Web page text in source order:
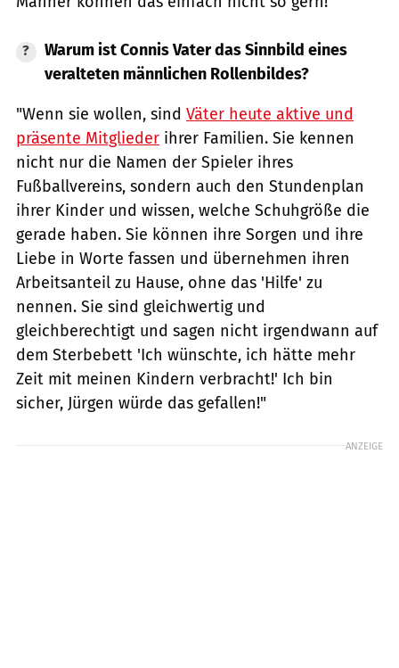
Warum ist Connis Vater das Sinnbild eines
veralteten männlichen Rollenbildes?
"Wenn sie wollen, sind Väter heute aktive und
präsente Mitglieder ihrer Familien. Sie kennen
nicht nur die Namen der Spieler ihres
Fußballvereins, sondern auch den Stundenplan
ihrer Kinder und wissen, welche Schuhgröße die
gerade haben. Sie können ihre Sorgen und ihre
Liebe in Worte fassen und übernehmen ihren
Arbeitsanteil zu Hause, ohne das 'Hilfe' zu
nennen. Sie sind gleichwertig und
gleichberechtigt und sagen nicht irgendwann auf
dem Sterbebett 'Ich wünschte, ich hätte mehr
Zeit mit meinen Kindern verbracht!' Ich bin
sicher, Jürgen würde das gefallen!"
ANZEIGE